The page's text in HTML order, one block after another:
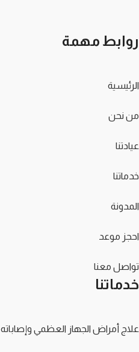
روابط مهمة
الرئيسية
من نحن
عيادتنا
خدماتنا
المدونة
احجز موعد
تواصل معنا
خدماتنا
علاج أمراض الجهاز العظمي وإصاباته